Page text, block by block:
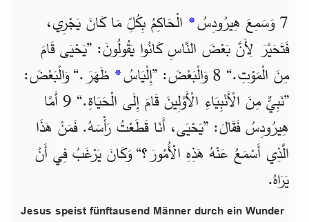
7 وَسَمِعَ هِيرُودِسُ * الْحَاكِمُ بِكُلِّ مَا كَانَ يَجْرِي،
فَتَحَيَّرَ لِأَنَّ بَعْضَ النَّاسِ كَانُوا يَقُولُونَ: ”يَحْيَى قَامَ
مِنَ الْمَوْتِ.“ 8 وَالْبَعْضَ: ”إِلْيَاسُ
* ظَهَرَ.“ وَالْبَعْضَ:
”نَبِيٌّ مِنَ الْأَنْبِيَاءِ الْأَوَّلِينَ قَامَ إِلَى الْحَيَاةِ.“ 9 أَمَّا
هِيرُودِسُ فَقَالَ: ”يَحْيَى، أَنَا قَطَعْتُ رَأْسَهُ. فَمَنْ هَذَا
الَّذِي أَسْمَعُ عَنْهُ هَذِهِ الْأُمُورَ؟“ وَكَانَ يَرْغَبُ فِي أَنْ
يَرَاهُ.
Jesus speist fünftausend Männer durch ein Wunder